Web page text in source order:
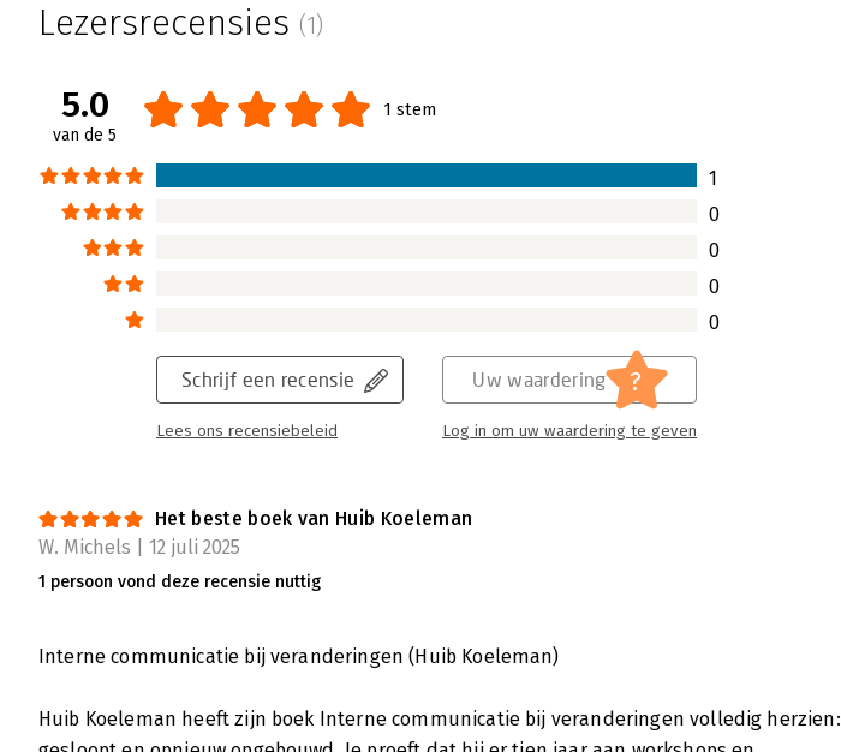
Lezersrecensies (1)
5.0
van de 5
1 stem
1
0
0
0
0
Schrijf een recensie
Lees ons recensiebeleid
Uw waardering ?
Log in om uw waardering te geven
Het beste boek van Huib Koeleman
W. Michels | 12 juli 2025
1 persoon vond deze recensie nuttig
Interne communicatie bij veranderingen (Huib Koeleman)
Huib Koeleman heeft zijn boek Interne communicatie bij veranderingen volledig herzien: